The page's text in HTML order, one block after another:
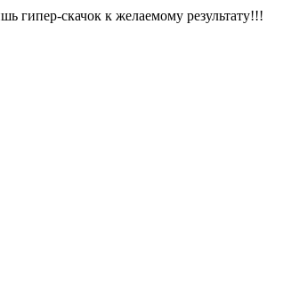
гипер-скачок к желаемому результату!!!